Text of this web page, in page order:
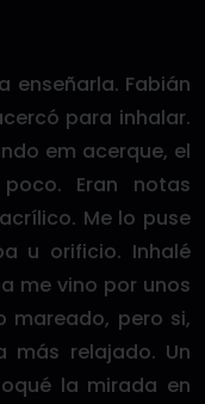
enseñarla. Fabián
para inhalar.
em acerque, el
Eran notas
Me lo puse
u orificio. Inhalé
me vino por unos
mareado, pero si,
más relajado. Un
la mirada en